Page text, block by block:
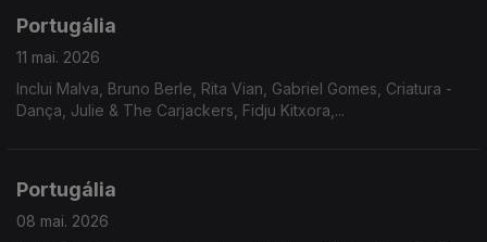
Portugália
11 mai. 2026
Inclui Malva, Bruno Berle, Rita Vian, Gabriel Gomes, Criatura -
Dança, Julie & The Carjackers, Fidju Kitxora,...
Portugália
08 mai. 2026